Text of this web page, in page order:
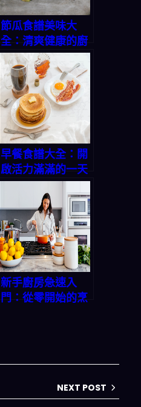
節瓜食譜美味大
全：清爽健康的廚
房寶藏
早餐食譜大全：開
啟活力滿滿的一天
新手廚房急速入
門：從零開始的烹
NEXT POST